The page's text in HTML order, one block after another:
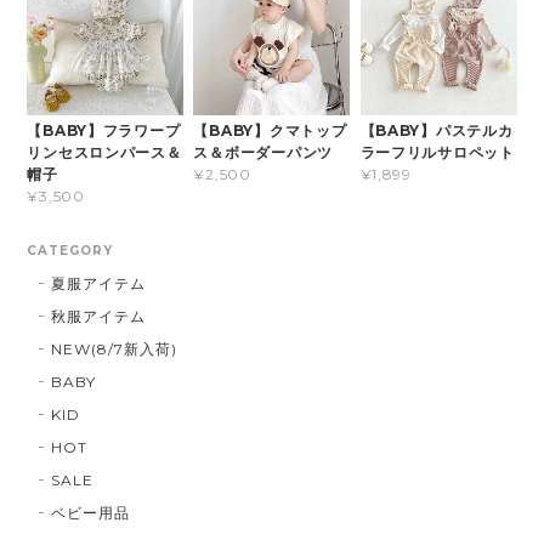
【BABY】フラワープ
リンセスロンパース＆
帽子
¥3,500
【BABY】クマトップ
ス＆ボーダーパンツ
¥2,500
【BABY】パステルカ
ラーフリルサロペット
¥1,899
CATEGORY
夏服アイテム
秋服アイテム
NEW(8/7新入荷)
BABY
KID
HOT
SALE
ベビー用品